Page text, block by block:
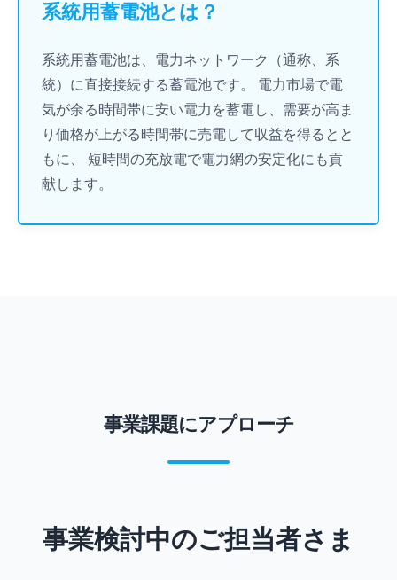
系統用蓄電池とは？
系統用蓄電池は、電力ネットワーク（通称、系
統）に直接接続する蓄電池です。 電力市場で電
気が余る時間帯に安い電力を蓄電し、需要が高ま
り価格が上がる時間帯に売電して収益を得るとと
もに、 短時間の充放電で電力網の安定化にも貢
献します。
事業課題にアプローチ
事業検討中のご担当者さま